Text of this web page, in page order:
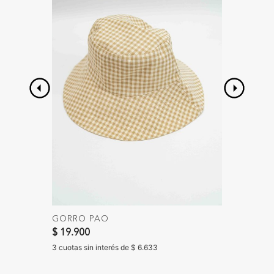
GORRO PAO
$ 19.900
3 cuotas sin interés de $ 6.633